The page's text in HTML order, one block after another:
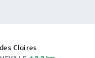
Claires